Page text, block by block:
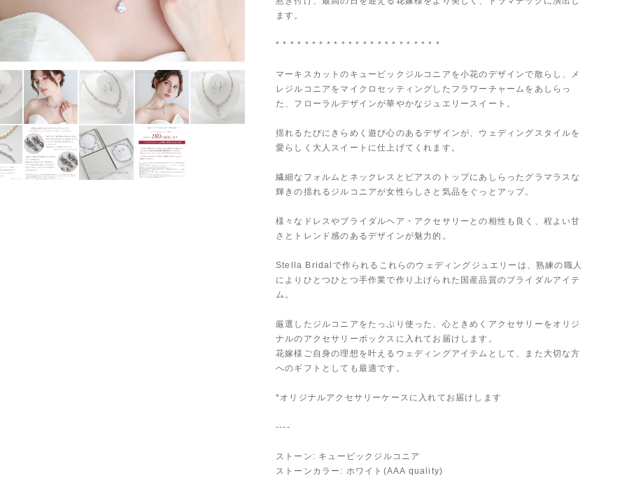
ます。
* * * * * * * * * * * * * * * * * * * * * * *
マーキスカットのキュービックジルコニアを小花のデザインで散らし、メ
レジルコニアをマイクロセッティングしたフラワーチャームをあしらっ
た、フローラルデザインが華やかなジュエリースイート。
揺れるたびにきらめく遊び心のあるデザインが、ウェディングスタイルを
愛らしく大人スイートに仕上げてくれます。
繊細なフォルムとネックレスとピアスのトップにあしらったグラマラスな
輝きの揺れるジルコニアが女性らしさと気品をぐっとアップ。
様々なドレスやブライダルヘア・アクセサリーとの相性も良く、程よい甘
さとトレンド感のあるデザインが魅力的。
Stella Bridalで作られるこれらのウェディングジュエリーは、熟練の職人
によりひとつひとつ手作業で作り上げられた国産品質のブライダルアイテ
ム。
厳選したジルコニアをたっぷり使った、心ときめくアクセサリーをオリジ
ナルのアクセサリーボックスに入れてお届けします。
花嫁様ご自身の理想を叶えるウェディングアイテムとして、また大切な方
へのギフトとしても最適です。
*オリジナルアクセサリーケースに入れてお届けします
----
ストーン: キュービックジルコニア
ストーンカラー: ホワイト(AAA quality)